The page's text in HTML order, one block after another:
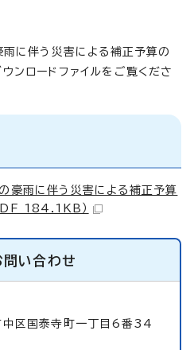
に伴う災害による補正予算の
ンロードファイルをご覧くださ
雨に伴う災害による補正予算
184.1KB）
問い合わせ
国泰寺町一丁目6番34